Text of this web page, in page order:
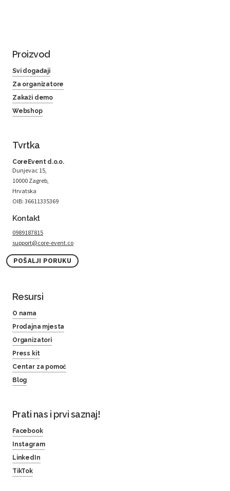
Proizvod
Svi događaji
Za organizatore
Zakaži demo
Webshop
Tvrtka
CoreEvent d.o.o.
Dunjevac 15,
10000 Zagreb,
Hrvatska
OIB: 36611335369
Kontakt
0989187815
support@core-event.co
POŠALJI PORUKU
Resursi
O nama
Prodajna mjesta
Organizatori
Press kit
Centar za pomoć
Blog
Prati nas i prvi saznaj!
Facebook
Instagram
LinkedIn
TikTok